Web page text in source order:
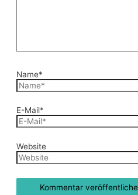
Name*
E-Mail*
Website